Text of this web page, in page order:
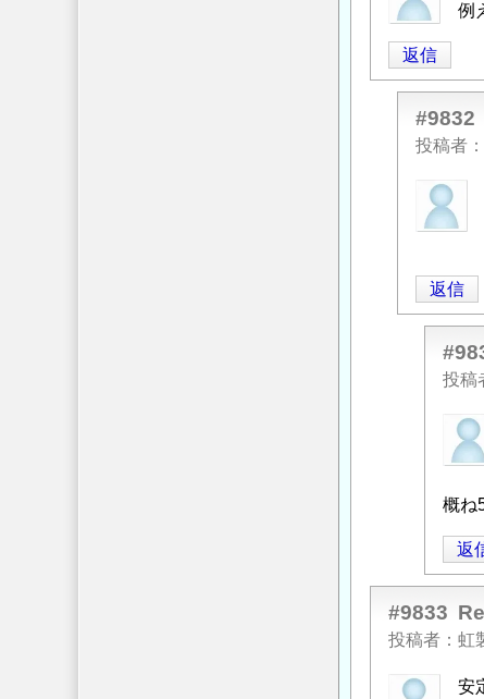
例
返信
#9832
投稿者
匿
名
者
に
壁
裕
幅
に
い
返信
投稿
匿
名
稿
に
よ
る
「
力
概ね
返
#9833
投稿者 虹
安